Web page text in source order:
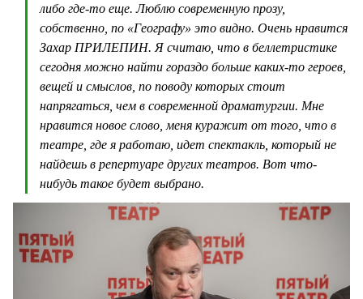
либо где-то еще. Люблю современную прозу,
собственно, по «Географу» это видно. Очень нравится
Захар ПРИЛЕПИН. Я считаю, что в беллетристике
сегодня можно найти гораздо больше каких-то героев,
вещей и смыслов, по поводу которых стоит
напрягаться, чем в современной драматургии. Мне
нравится новое слово, меня куражит от того, что в
театре, где я работаю, идет спектакль, который не
найдешь в репертуаре других театров. Вот что-
нибудь такое будет выбрано.